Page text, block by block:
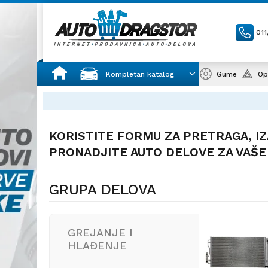
Kompletan katalog Gume
KORISTITE FORMU ZA PRETRAGA,
PRONADJITE AUTO DELOVE ZA
GRUPA DELOVA
GREJANJE I
HLAĐENJE